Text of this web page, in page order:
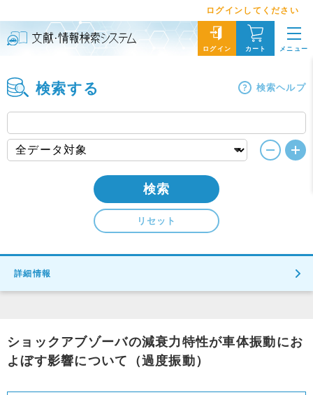
ログインしてください
ログイン カート メニュー
検索する 検索ヘルプ
検索
リセット
詳細情報
ショックアブゾーバの減衰力特性が車体振動にお
よぼす影響について（過度振動）